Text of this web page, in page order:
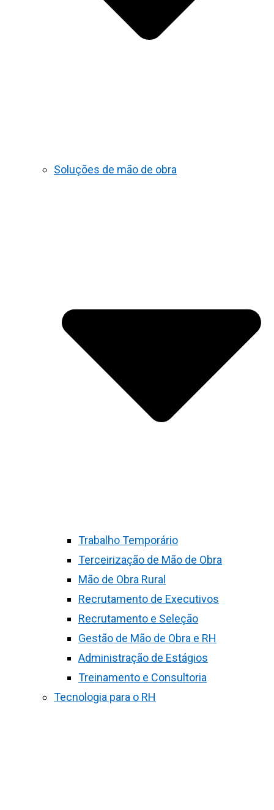
Soluções de mão de obra
Trabalho Temporário
Terceirização de Mão de Obra
Mão de Obra Rural
Recrutamento de Executivos
Recrutamento e Seleção
Gestão de Mão de Obra e RH
Administração de Estágios
Treinamento e Consultoria
Tecnologia para o RH